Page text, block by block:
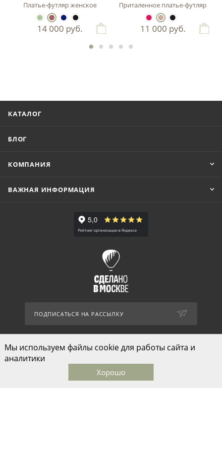
Платье-футляр женское
14 000 руб.
Приталенное платье-футляр
11 000 руб.
КАТАЛОГ
БЛОГ
КОМПАНИЯ
ВАЖНАЯ ИНФОРМАЦИЯ
ПОДПИСАТЬСЯ НА РАССЫЛКУ
Связаться с нами
sale@skazkina.com
Корзина
Мы используем файлы cookie для работы сайта и
аналитики
Хорошо